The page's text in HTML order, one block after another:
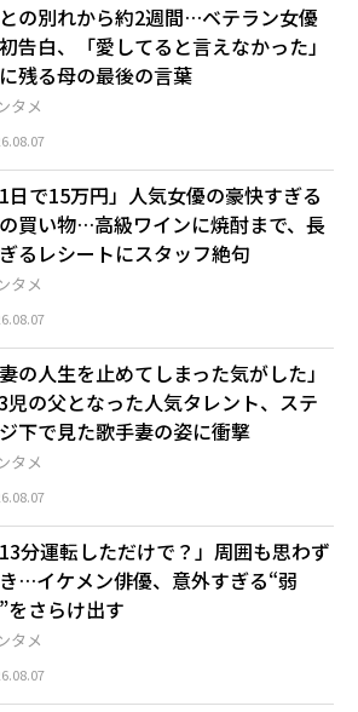
タメ
の別れから約2週間…ベテラン女優
告白、「愛してると言えなかった」
残る母の最後の言葉
タメ
1日で15万円」人気女優の豪快すぎる
買い物…高級ワインに焼酎まで、長
るレシートにスタッフ絶句
タメ
妻の人生を止めてしまった気がした」
の父となった人気タレント、ステ
下で見た歌手妻の姿に衝撃
タメ
13分運転しただけで？」周囲も思わず
…イケメン俳優、意外すぎる“弱
をさらけ出す